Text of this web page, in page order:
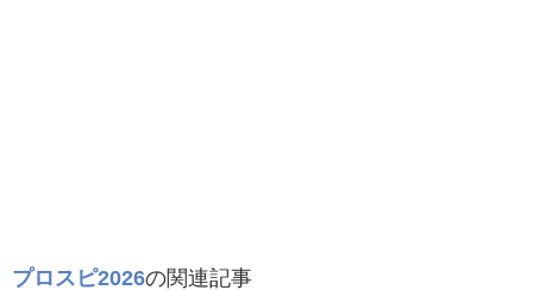
プロスピ2026の関連記事